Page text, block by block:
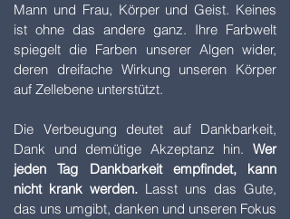
Mann und Frau, Körper und Geist. Keines
ist ohne das andere ganz. Ihre Farbwelt
spiegelt die Farben unserer Algen wider,
deren dreifache Wirkung unseren Körper
auf Zellebene unterstützt.
Die Verbeugung deutet auf Dankbarkeit,
Dank und demütige Akzeptanz hin. Wer
jeden Tag Dankbarkeit empfindet, kann
nicht krank werden. Lasst uns das Gute,
das uns umgibt, danken und unseren Fokus